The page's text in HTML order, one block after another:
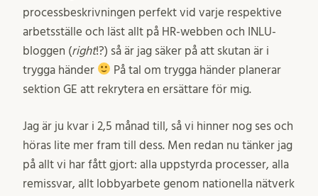
processbeskrivningen perfekt vid varje respektive
arbetsställe och läst allt på HR-webben och INLU-
bloggen (right!?) så är jag säker på att skutan är i
trygga händer
På tal om trygga händer planerar
sektion GE att rekrytera en ersättare för mig.
Jag är ju kvar i 2,5 månad till, så vi hinner nog ses och
höras lite mer fram till dess. Men redan nu tänker jag
på allt vi har fått gjort: alla uppstyrda processer, alla
remissvar, allt lobbyarbete genom nationella nätverk